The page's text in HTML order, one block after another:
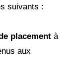
suivants :
placement à
aux